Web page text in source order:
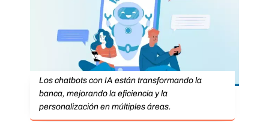
Los chatbots con IA están transformando la
banca, mejorando la eficiencia y la
personalización en múltiples áreas.